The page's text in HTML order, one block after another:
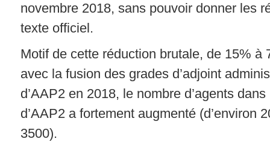
novembre 2018, sans pouvoir donner les
texte officiel.
Motif de cette réduction brutale, de 15% à
avec la fusion des grades d’adjoint
d’AAP2 en 2018, le nombre d’agents
d’AAP2 a fortement augmenté (d’environ
3500).